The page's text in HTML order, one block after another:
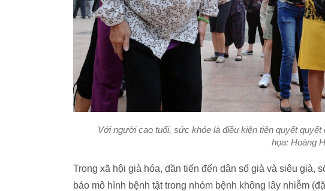
Với người cao tuổi, sức khỏe là điều kiện tiên quyết
họa: Hoàng
Trong xã hội già hóa, dần tiến đến dân số già và siêu
báo mô hình bệnh tật trong nhóm bệnh không lây nhiễm